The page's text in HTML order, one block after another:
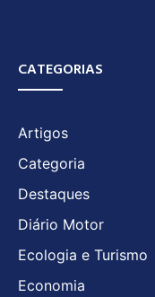
CATEGORIAS
Artigos
Categoria
Destaques
Diário Motor
Ecologia e Turismo
Economia